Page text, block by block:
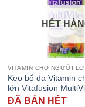
HẾT
VITAMIN CHO NGƯỜI
Kẹo bổ đa Vitamin
lớn Vitafusion
ĐÃ BÁN HẾT